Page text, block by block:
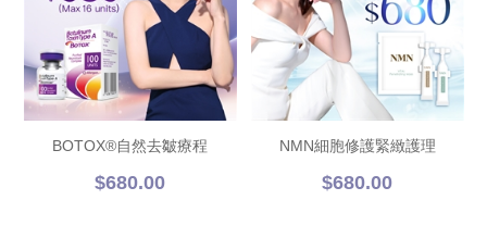
BOTOX®自然去皺療程
$680.00
NMN細胞修護緊緻護理
$680.00